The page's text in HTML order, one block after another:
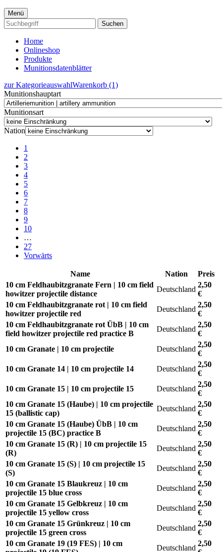
Menü
Suchen
Home
Onlineshop
Produkte
Munitionsdatenblätter
zur KategorieauswahlWarenkorb (1)
Munitionshauptart
Munitionsart
Nation
1
2
3
4
5
6
7
8
9
10
…
27
Vorwärts
Name Nation
Preis
10 cm Feldhaubitzgranate Fern | 10 cm field
howitzer projectile distance
Deutschland
2,50
€
10 cm Feldhaubitzgranate rot | 10 cm field
howitzer projectile red
Deutschland
2,50
€
10 cm Feldhaubitzgranate rot ÜbB | 10 cm
field howitzer projectile red practice B
Deutschland
2,50
€
10 cm Granate | 10 cm projectile
Deutschland
2,50
€
10 cm Granate 14 | 10 cm projectile 14
Deutschland
2,50
€
10 cm Granate 15 | 10 cm projectile 15
Deutschland
2,50
€
10 cm Granate 15 (Haube) | 10 cm projectile
15 (ballistic cap)
Deutschland
2,50
€
10 cm Granate 15 (Haube) ÜbB | 10 cm
projectile 15 (BC) practice B
Deutschland
2,50
€
10 cm Granate 15 (R) | 10 cm projectile 15
(R)
Deutschland
2,50
€
10 cm Granate 15 (S) | 10 cm projectile 15
(S)
Deutschland
2,50
€
10 cm Granate 15 Blaukreuz | 10 cm
projectile 15 blue cross
Deutschland
2,50
€
10 cm Granate 15 Gelbkreuz | 10 cm
projectile 15 yellow cross
Deutschland
2,50
€
10 cm Granate 15 Grünkreuz | 10 cm
projectile 15 green cross
Deutschland
2,50
€
10 cm Granate 19 (19 FES) | 10 cm
Deutschland
2,50